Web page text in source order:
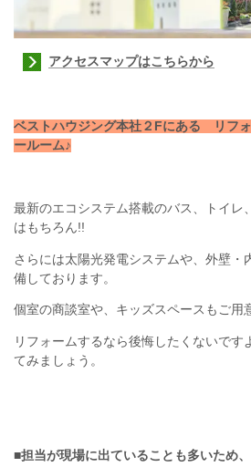
アクセスマップはこちらから
ベストハウジング本社２Fにある リフ
ールーム♪
最新のエコシステム搭載のバス、トイレ
はもちろん!!
さらには太陽光発電システムや、外壁・
備しております。
個室の商談室や、キッズスペースもご用
リフォームするなら後悔したくないです
てみましょう。
■担当が現場に出ていることも多いため